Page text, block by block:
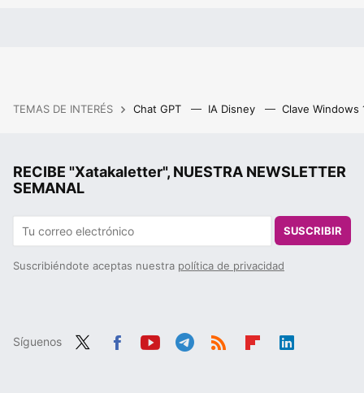
TEMAS DE INTERÉS Chat GPT IA Disney Clave Windows
RECIBE "Xatakaletter", NUESTRA NEWSLETTER
SEMANAL
SUSCRIBIR
Suscribiéndote aceptas nuestra política de privacidad
Síguenos